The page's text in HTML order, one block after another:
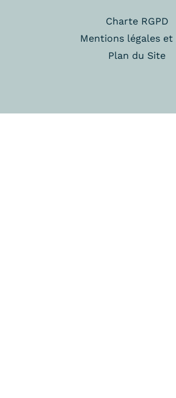
Charte RGPD
Mentions légales et
Plan du Site